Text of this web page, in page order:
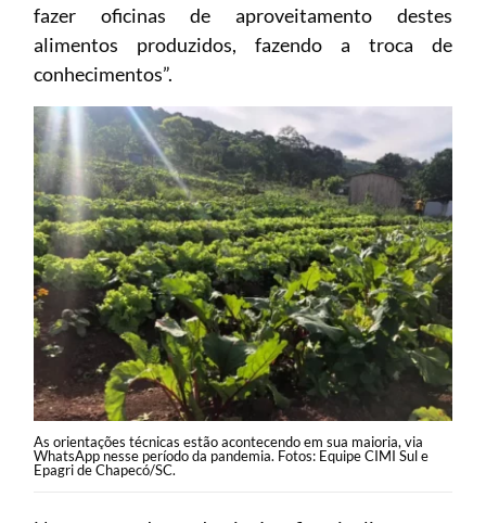
fazer oficinas de aproveitamento destes
alimentos produzidos, fazendo a troca de
conhecimentos”.
As orientações técnicas estão acontecendo em sua maioria, via
WhatsApp nesse período da pandemia. Fotos: Equipe CIMI Sul e
Epagri de Chapecó/SC.